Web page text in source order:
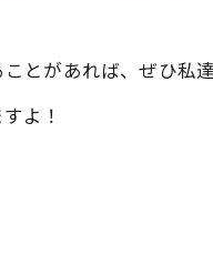
とがあれば、ぜひ私
よ！